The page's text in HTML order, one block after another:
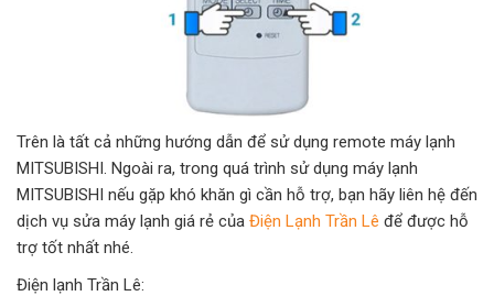
Trên là tất cả những hướng dẫn để sử dụng remote máy lạnh
MITSUBISHI. Ngoài ra, trong quá trình sử dụng máy lạnh
MITSUBISHI nếu gặp khó khăn gì cần hỗ trợ, bạn hãy liên hệ đến
dịch vụ sửa máy lạnh giá rẻ của Điện Lạnh Trần Lê để được hỗ
trợ tốt nhất nhé.
Điện lạnh Trần Lê: